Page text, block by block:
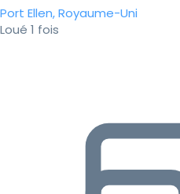
Port Ellen, Royaume-Uni
Loué 1 fois